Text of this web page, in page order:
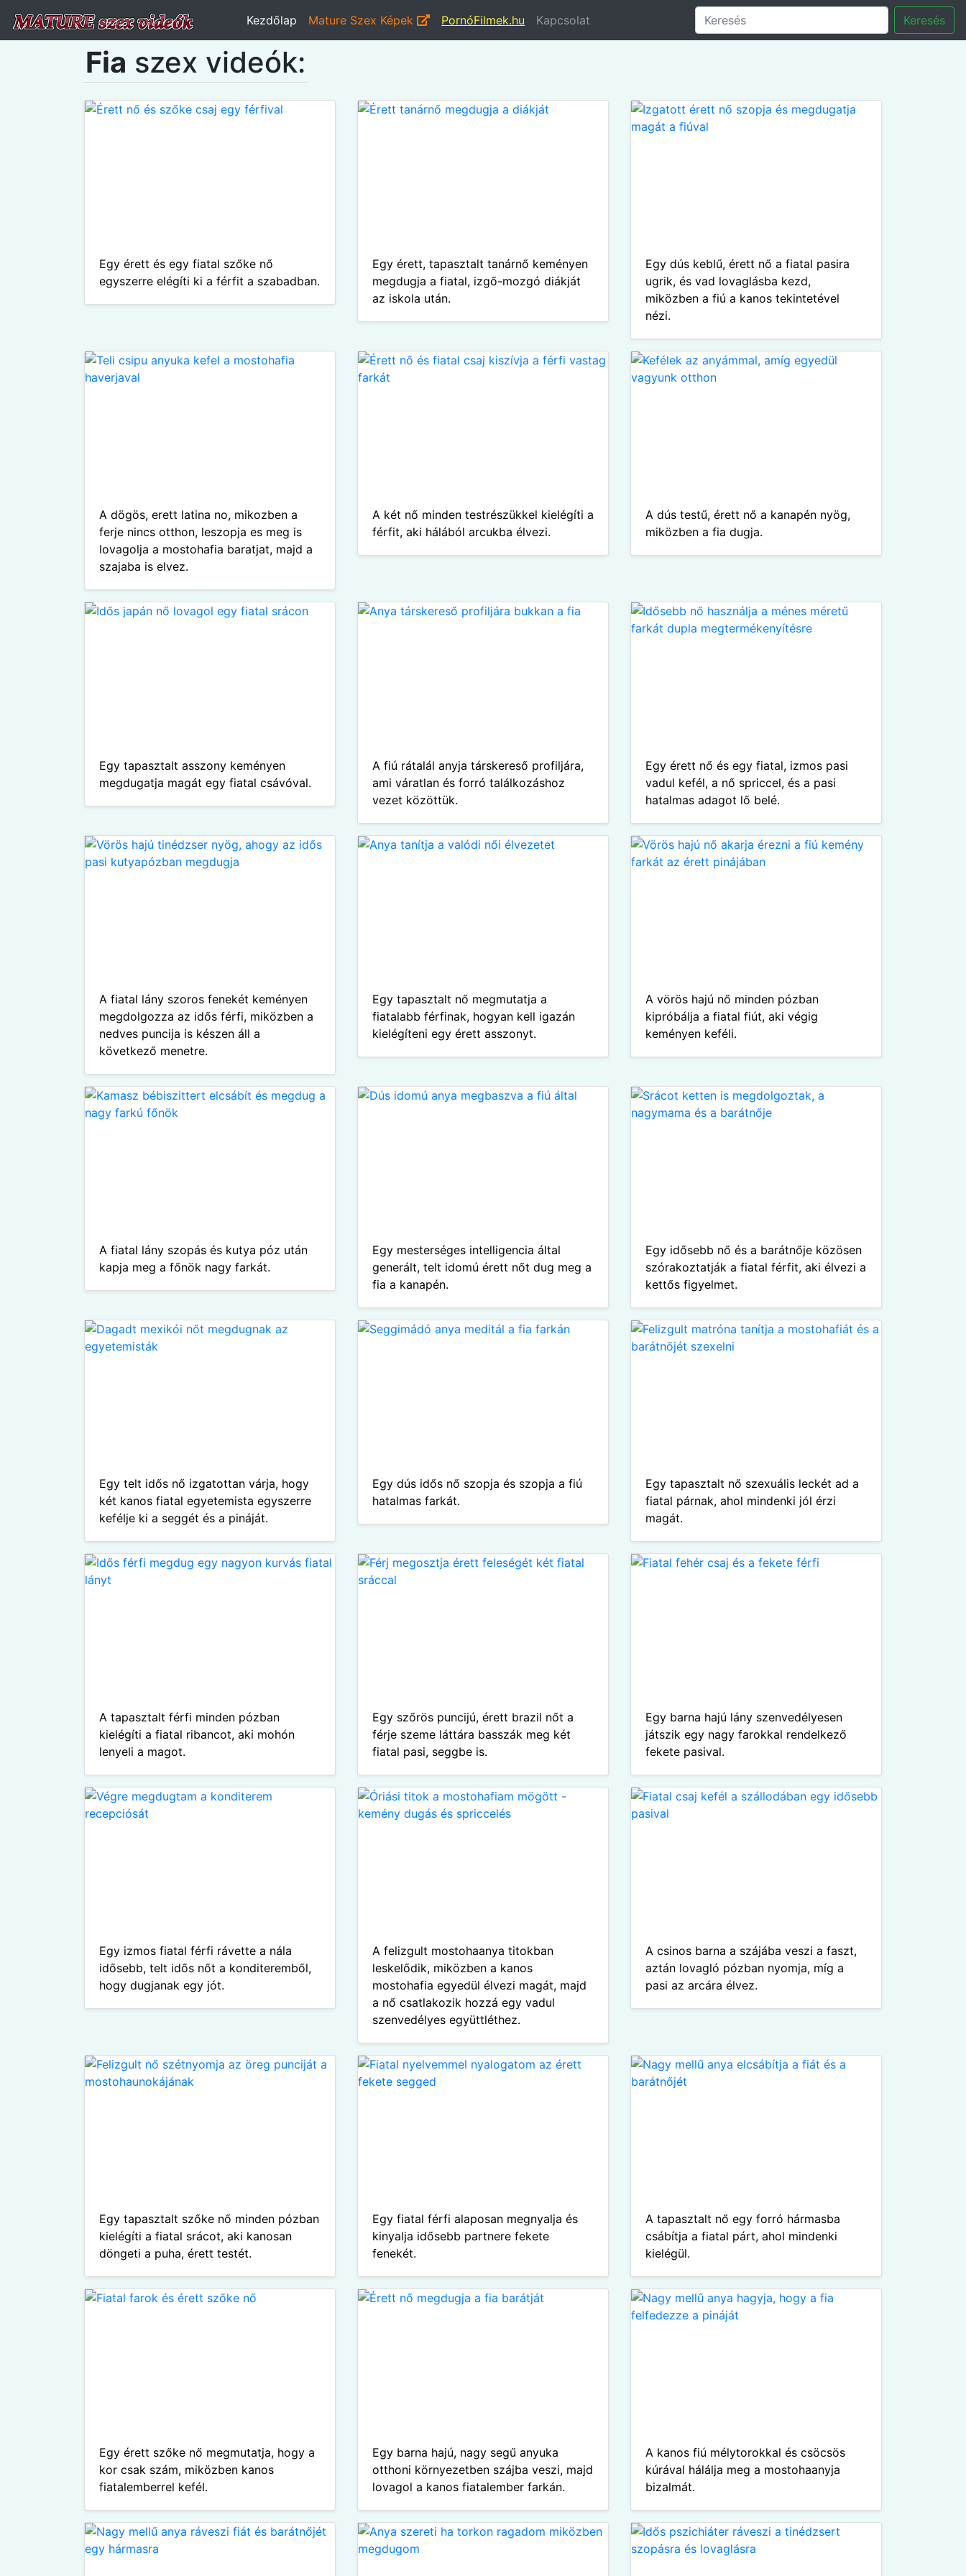
Kezdőlap Mature Szex Képek PornóFilmek.hu Kapcsolat Keresés
Fia szex videók:
Egy érett és egy fiatal szőke nő
egyszerre elégíti ki a férfit a szabadban.
Egy érett, tapasztalt tanárnő keményen
megdugja a fiatal, izgő-mozgó diákját
az iskola után.
Egy dús keblű, érett nő a fiatal pasira
ugrik, és vad lovaglásba kezd,
miközben a fiú a kanos tekintetével
nézi.
A dögös, erett latina no, mikozben a
ferje nincs otthon, leszopja es meg is
lovagolja a mostohafia baratjat, majd a
szajaba is elvez.
A két nő minden testrészükkel kielégíti a
férfit, aki hálából arcukba élvezi.
A dús testű, érett nő a kanapén nyög,
miközben a fia dugja.
Egy tapasztalt asszony keményen
megdugatja magát egy fiatal csávóval.
A fiú rátalál anyja társkereső profiljára,
ami váratlan és forró találkozáshoz
vezet közöttük.
Egy érett nő és egy fiatal, izmos pasi
vadul kefél, a nő spriccel, és a pasi
hatalmas adagot lő belé.
A fiatal lány szoros fenekét keményen
megdolgozza az idős férfi, miközben a
nedves puncija is készen áll a
következő menetre.
Egy tapasztalt nő megmutatja a
fiatalabb férfinak, hogyan kell igazán
kielégíteni egy érett asszonyt.
A vörös hajú nő minden pózban
kipróbálja a fiatal fiút, aki végig
keményen keféli.
A fiatal lány szopás és kutya póz után
kapja meg a főnök nagy farkát.
Egy mesterséges intelligencia által
generált, telt idomú érett nőt dug meg a
fia a kanapén.
Egy idősebb nő és a barátnője közösen
szórakoztatják a fiatal férfit, aki élvezi a
kettős figyelmet.
Egy telt idős nő izgatottan várja, hogy
két kanos fiatal egyetemista egyszerre
kefélje ki a seggét és a pináját.
Egy dús idős nő szopja és szopja a fiú
hatalmas farkát.
Egy tapasztalt nő szexuális leckét ad a
fiatal párnak, ahol mindenki jól érzi
magát.
A tapasztalt férfi minden pózban
kielégíti a fiatal ribancot, aki mohón
lenyeli a magot.
Egy szőrös puncijú, érett brazil nőt a
férje szeme láttára basszák meg két
fiatal pasi, seggbe is.
Egy barna hajú lány szenvedélyesen
játszik egy nagy farokkal rendelkező
fekete pasival.
Egy izmos fiatal férfi rávette a nála
idősebb, telt idős nőt a konditeremből,
hogy dugjanak egy jót.
A felizgult mostohaanya titokban
leskelődik, miközben a kanos
mostohafia egyedül élvezi magát, majd
a nő csatlakozik hozzá egy vadul
szenvedélyes együttléthez.
A csinos barna a szájába veszi a faszt,
aztán lovagló pózban nyomja, míg a
pasi az arcára élvez.
Egy tapasztalt szőke nő minden pózban
kielégíti a fiatal srácot, aki kanosan
döngeti a puha, érett testét.
Egy fiatal férfi alaposan megnyalja és
kinyalja idősebb partnere fekete
fenekét.
A tapasztalt nő egy forró hármasba
csábítja a fiatal párt, ahol mindenki
kielégül.
Egy érett szőke nő megmutatja, hogy a
kor csak szám, miközben kanos
fiatalemberrel kefél.
Egy barna hajú, nagy segű anyuka
otthoni környezetben szájba veszi, majd
lovagol a kanos fiatalember farkán.
A kanos fiú mélytorokkal és csöcsös
kúrával hálálja meg a mostohaanyja
bizalmát.